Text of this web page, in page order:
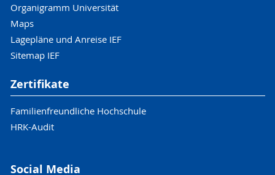
Organigramm Universität
Maps
Lagepläne und Anreise IEF
Sitemap IEF
Zertifikate
Familienfreundliche Hochschule
HRK-Audit
Social Media